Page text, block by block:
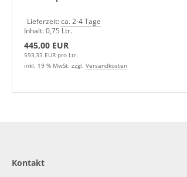
Lieferzeit:ca. 2-4 Tage
Inhalt: 0,75 Ltr.
445,00 EUR
593,33 EUR pro Ltr.
inkl. 19 % MwSt. zzgl. Versandkosten
Kontakt